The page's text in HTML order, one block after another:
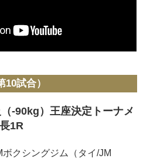
試合）
-90kg）王座決定トーナメ
1R
クシングジム（タイ/JM